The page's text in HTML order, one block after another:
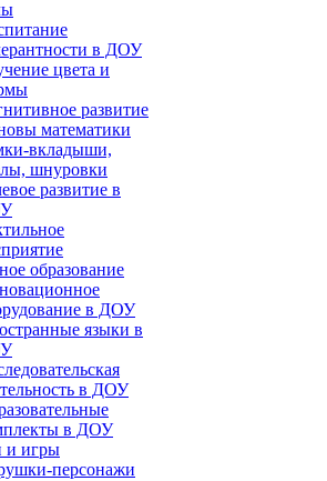
в ДОУ
цвета и
развитие
математики
вкладыши,
шнуровки
развитие в
образование
в ДОУ
языки в
в ДОУ
в ДОУ
и игры
персонажи